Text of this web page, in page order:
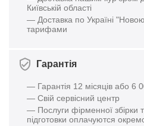
Київській області
— Доставка по Україні
тарифами
Гарантія
— Гарантія 12 місяців або 6
— Свій сервісний центр
— Послуги фірменної збірки
підготовки оплачуются